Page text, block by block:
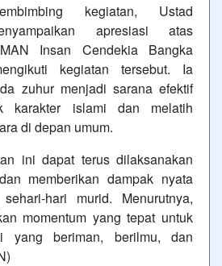
kegiatan, Ustad
apresiasi atas
Insan Cendekia Bangka
kegiatan tersebut. Ia
zuhur menjadi sarana efektif
karakter islami dan melatih
di depan umum.
ini dapat terus dilaksanakan
memberikan dampak nyata
hari murid. Menurutnya,
momentum yang tepat untuk
yang beriman, berilmu, dan